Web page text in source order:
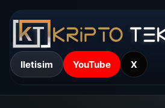
Iletisim YouTube X